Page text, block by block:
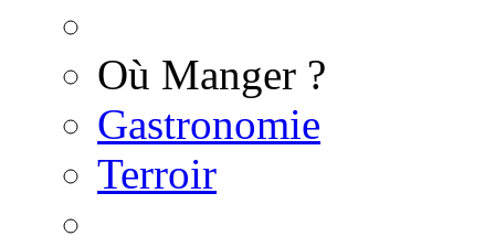
Où Manger ?
Gastronomie
Terroir